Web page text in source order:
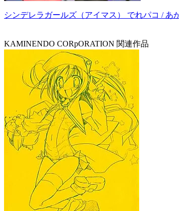
シンデレラガールズ（アイマス） でれパコ /
KAMINENDO CORpORATION 関連作品